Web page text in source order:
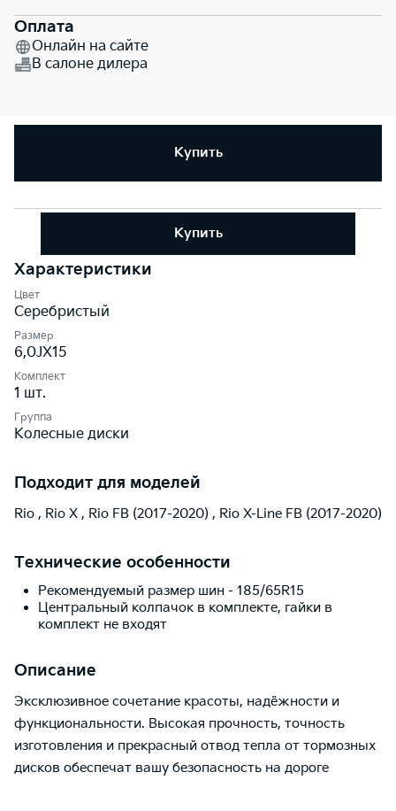
Оплата
Онлайн на сайте
В салоне дилера
Купить
Купить
Характеристики
Цвет
Серебристый
Размер
6,0JХ15
Комплект
1 шт.
Группа
Колесные диски
Подходит для моделей
Rio , Rio X , Rio FB (2017-2020) , Rio X-Line FB (2017-2020)
Технические особенности
Рекомендуемый размер шин - 185/65R15
Центральный колпачок в комплекте, гайки в
комплект не входят
Описание
Эксклюзивное сочетание красоты, надёжности и
функциональности. Высокая прочность, точность
изготовления и прекрасный отвод тепла от тормозных
дисков обеспечат вашу безопасность на дороге